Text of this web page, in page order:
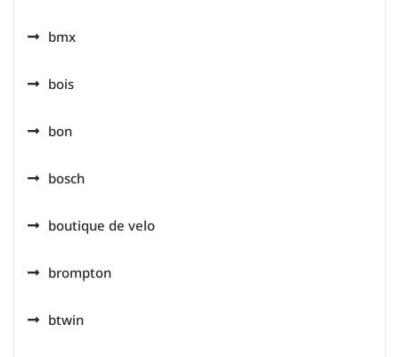
bmx
bois
bon
bosch
boutique de velo
brompton
btwin